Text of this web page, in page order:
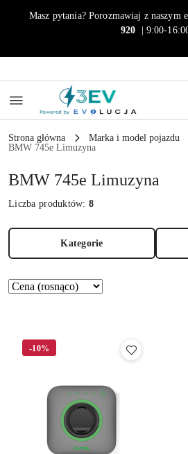
Przejdź do treści głównej
Przejdź do wyszukiwarki
Przejdź do moje konto
Przejdź do menu głównego
Przejdź do stopki
Masz pytania? Porozmawiaj z naszym
920
| 9:00-
Strona główna Marka i model pojazdu
BMW 745e Limuzyna
BMW 745e Limuzyna
Liczba produktów:8
Kategorie
Zastosowano
Sortuj
-10%